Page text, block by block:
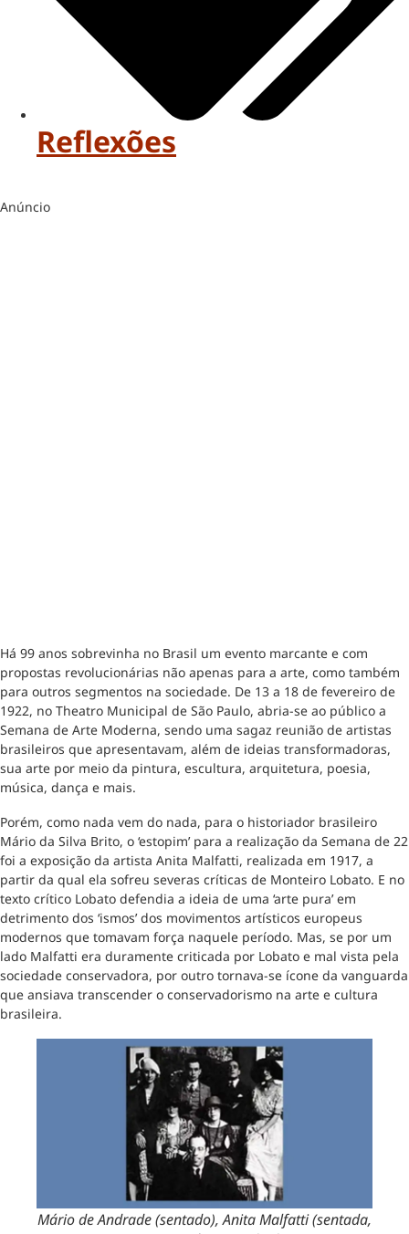
Reflexões
Anúncio
Há 99 anos sobrevinha no Brasil um evento marcante e com
propostas revolucionárias não apenas para a arte, como também
para outros segmentos na sociedade. De 13 a 18 de fevereiro de
1922, no Theatro Municipal de São Paulo, abria-se ao público a
Semana de Arte Moderna, sendo uma sagaz reunião de artistas
brasileiros que apresentavam, além de ideias transformadoras,
sua arte por meio da pintura, escultura, arquitetura, poesia,
música, dança e mais.
Porém, como nada vem do nada, para o historiador brasileiro
Mário da Silva Brito, o ‘estopim’ para a realização da Semana de 22
foi a exposição da artista Anita Malfatti, realizada em 1917, a
partir da qual ela sofreu severas críticas de Monteiro Lobato. E no
texto crítico Lobato defendia a ideia de uma ‘arte pura’ em
detrimento dos ‘ismos’ dos movimentos artísticos europeus
modernos que tomavam força naquele período. Mas, se por um
lado Malfatti era duramente criticada por Lobato e mal vista pela
sociedade conservadora, por outro tornava-se ícone da vanguarda
que ansiava transcender o conservadorismo na arte e cultura
brasileira.
Mário de Andrade (sentado), Anita Malfatti (sentada,